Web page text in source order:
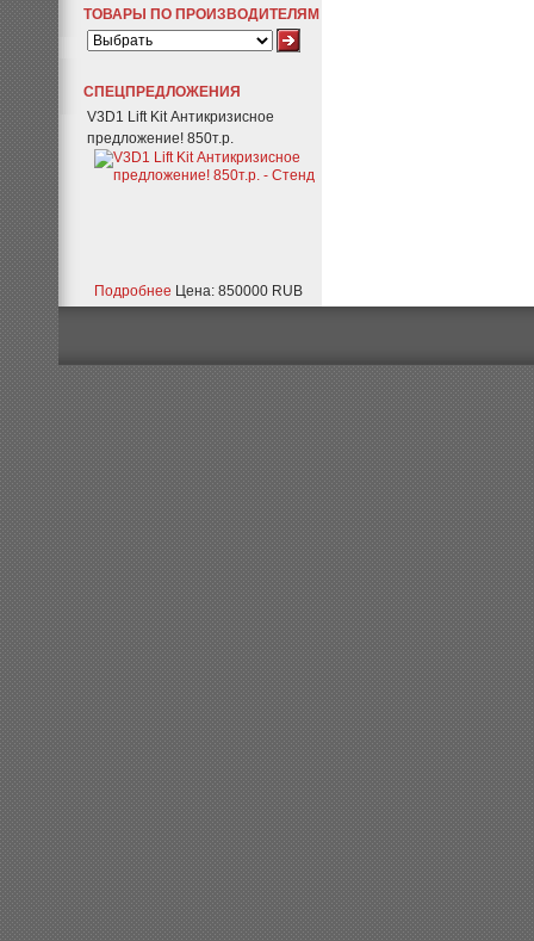
ТОВАРЫ ПО ПРОИЗВОДИТЕЛЯМ
СПЕЦПРЕДЛОЖЕНИЯ
V3D1 Lift Kit Антикризисное
предложение! 850т.р.
Подробнее Цена: 850000 RUB